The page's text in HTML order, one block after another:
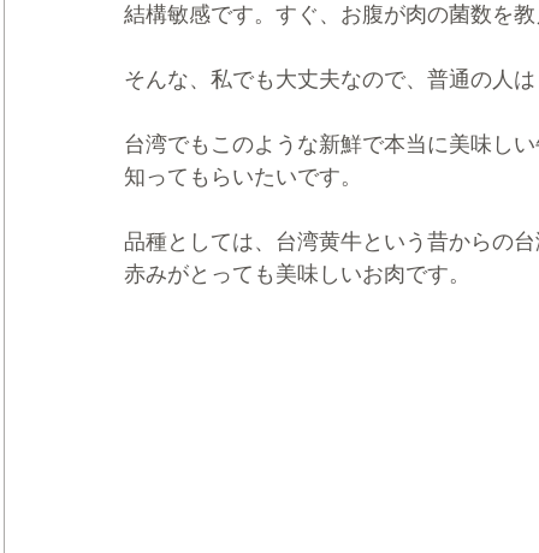
結構敏感です。すぐ、お腹が肉の菌数を
そんな、私でも大丈夫なので、普通の人
台湾でもこのような新鮮で本当に美味し
知ってもらいたいです。
品種としては、台湾黄牛という昔からの
赤みがとっても美味しいお肉です。